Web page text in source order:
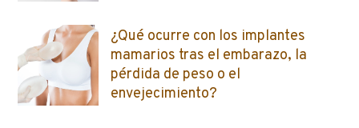
¿Qué ocurre con los implantes
mamarios tras el embarazo, la
pérdida de peso o el
envejecimiento?